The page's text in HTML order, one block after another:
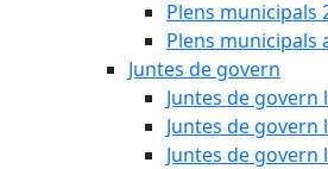
Plens municipals
Plens municipals
Juntes de govern
Juntes de govern
Juntes de govern
Juntes de govern